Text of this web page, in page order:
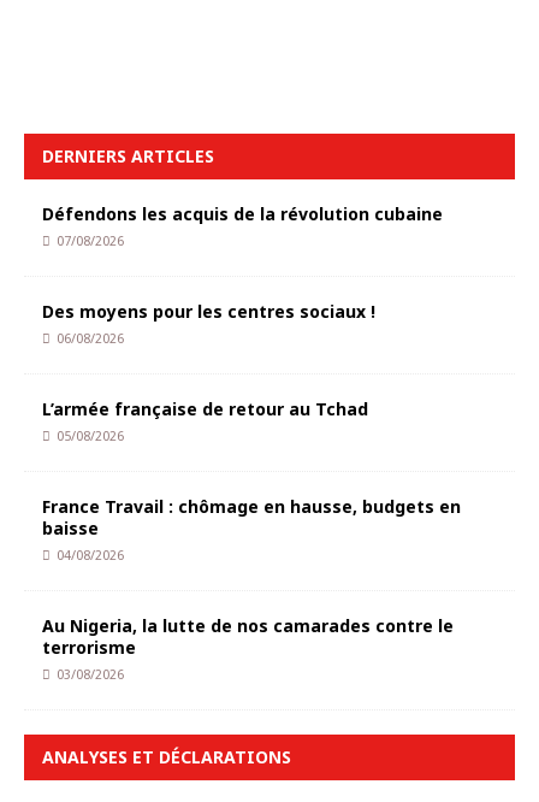
DERNIERS ARTICLES
Défendons les acquis de la révolution cubaine
07/08/2026
Des moyens pour les centres sociaux !
06/08/2026
L’armée française de retour au Tchad
05/08/2026
France Travail : chômage en hausse, budgets en
baisse
04/08/2026
Au Nigeria, la lutte de nos camarades contre le
terrorisme
03/08/2026
ANALYSES ET DÉCLARATIONS